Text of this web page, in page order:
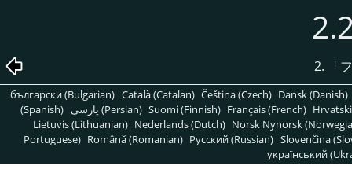
2. 「
български (Bulgarian) Català (Catalan) Čeština (Czech) Dansk (Danish)
(Spanish)
پارسی (Persian) Suomi (Finnish) Français (French)
Lietuvis (Lithuanian) Nederlands (Dutch) Norsk Nynorsk
Portuguese) Română (Romanian) Pусский (Russian) Slovenčina
український